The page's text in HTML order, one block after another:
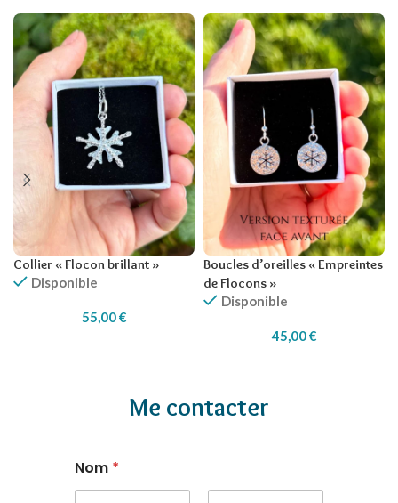
Collier « Flocon brillant »
Disponible
55,00€
Boucles d’oreilles « Empreintes
de Flocons »
Disponible
45,00€
Me contacter
Nom *